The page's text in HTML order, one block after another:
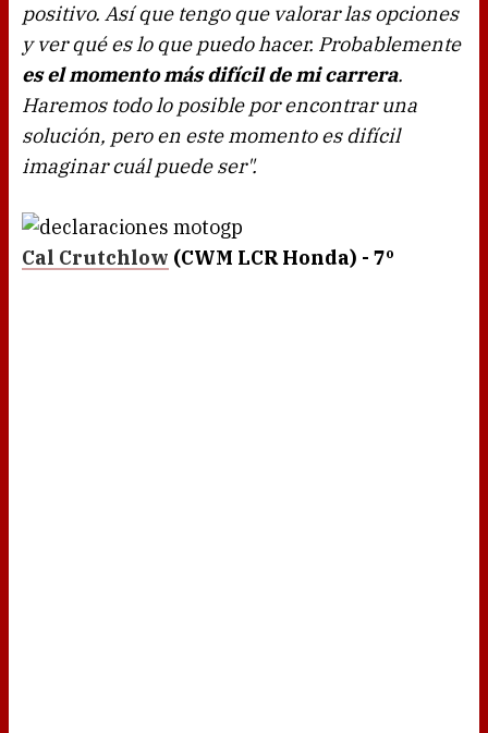
positivo. Así que tengo que valorar las opciones
y ver qué es lo que puedo hacer. Probablemente
es el momento más difícil de mi carrera.
Haremos todo lo posible por encontrar una
solución, pero en este momento es difícil
imaginar cuál puede ser".
Cal Crutchlow (CWM LCR Honda) - 7º